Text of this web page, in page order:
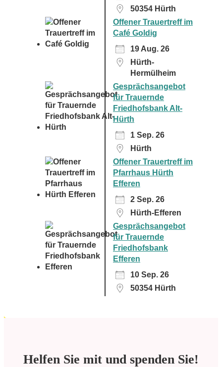
50354 Hürth
Offener Trauertreff im
Café Goldig
19 Aug. 26
Hürth-
Hermülheim
Gesprächsangebot
für Trauernde
Friedhofsbank Alt-
Hürth
1 Sep. 26
Hürth
Offener Trauertreff im
Pfarrhaus Hürth
Efferen
2 Sep. 26
Hürth-Efferen
Gesprächsangebot
für Trauernde
Friedhofsbank
Efferen
10 Sep. 26
50354 Hürth
Helfen Sie mit und spenden Sie!